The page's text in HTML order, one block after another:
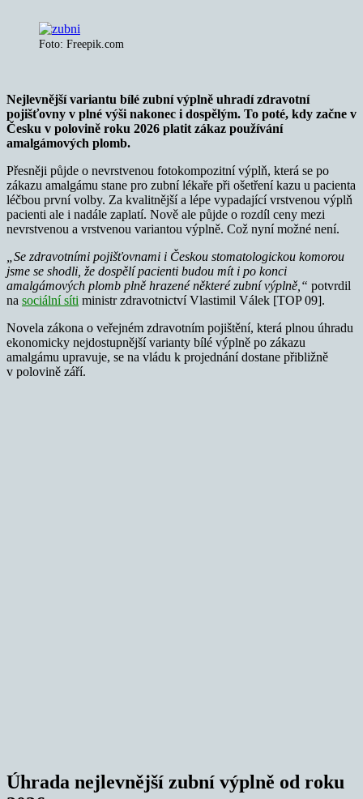
Foto: Freepik.com
Nejlevnější variantu bílé zubní výplně uhradí zdravotní
pojišťovny v plné výši nakonec i dospělým. To poté, kdy začne v
Česku v polovině roku 2026 platit zákaz používání
amalgámových plomb.
Přesněji půjde o nevrstvenou fotokompozitní výplň, která se po
zákazu amalgámu stane pro zubní lékaře při ošetření kazu u pacienta
léčbou první volby. Za kvalitnější a lépe vypadající vrstvenou výplň
pacienti ale i nadále zaplatí. Nově ale půjde o rozdíl ceny mezi
nevrstvenou a vrstvenou variantou výplně. Což nyní možné není.
„Se zdravotními pojišťovnami i Českou stomatologickou komorou
jsme se shodli, že dospělí pacienti budou mít i po konci
amalgámových plomb plně hrazené některé zubní výplně,“ potvrdil
na sociální síti ministr zdravotnictví Vlastimil Válek [TOP 09].
Novela zákona o veřejném zdravotním pojištění, která plnou úhradu
ekonomicky nejdostupnější varianty bílé výplně po zákazu
amalgámu upravuje, se na vládu k projednání dostane přibližně
v polovině září.
Úhrada nejlevnější zubní výplně od roku